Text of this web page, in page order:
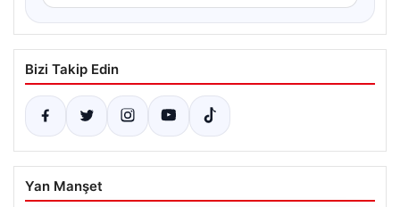
Bizi Takip Edin
Yan Manşet